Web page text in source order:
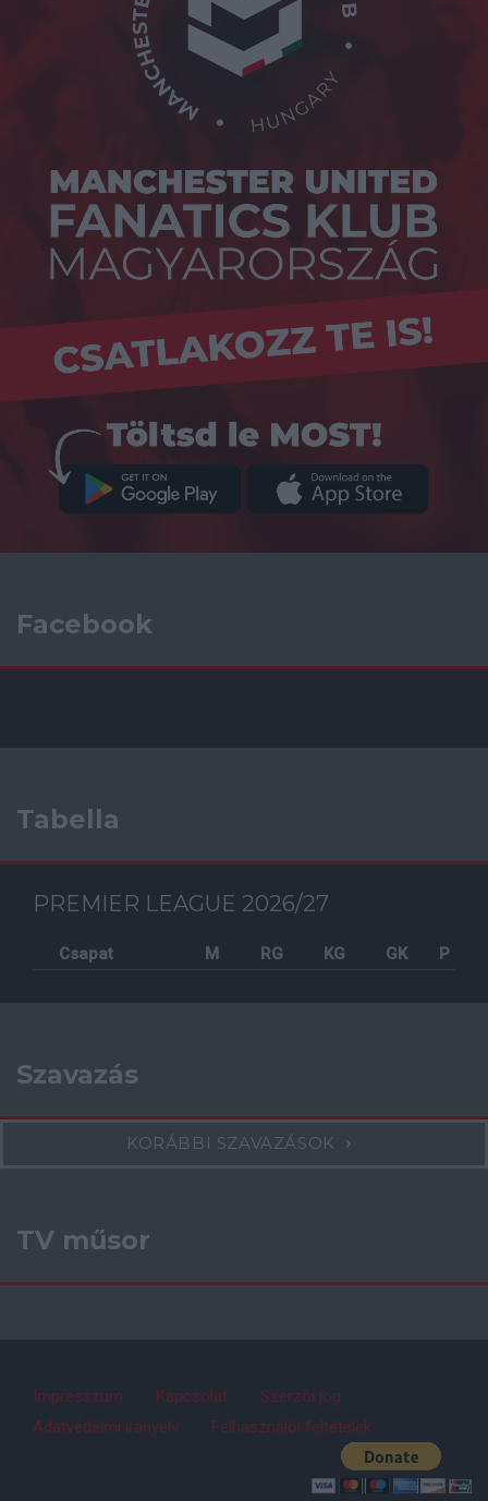
Facebook
Tabella
PREMIER LEAGUE 2026/27
Csapat M RG KG GK P
Szavazás
KORÁBBI SZAVAZÁSOK
TV műsor
Impresszum Kapcsolat
Szerzői jog
Adatvédelmi irányelv
Felhasználói feltételek